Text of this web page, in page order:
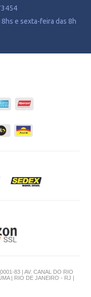
e sexta-feira das 8h
83 | AV. CANAL DO RIO
| RIO DE JANEIRO - RJ |